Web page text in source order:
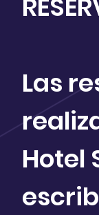
Las
Hotel